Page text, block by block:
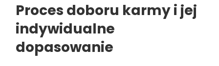
Proces doboru karmy i jej
indywidualne
dopasowanie